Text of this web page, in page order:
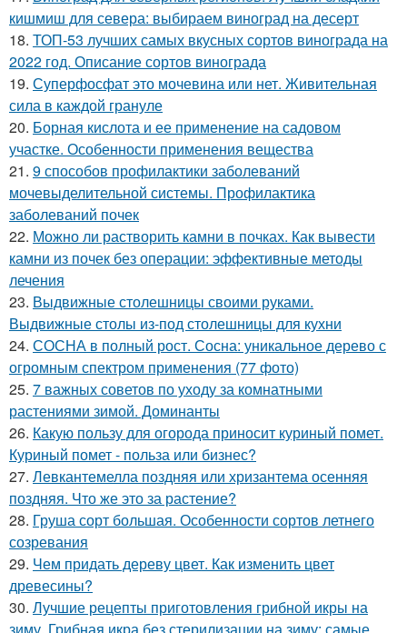
кишмиш для севера: выбираем виноград на десерт
18. ТОП-53 лучших самых вкусных сортов винограда на
2022 год. Описание сортов винограда
19. Суперфосфат это мочевина или нет. Живительная
сила в каждой грануле
20. Борная кислота и ее применение на садовом
участке. Особенности применения вещества
21. 9 способов профилактики заболеваний
мочевыделительной системы. Профилактика
заболеваний почек
22. Можно ли растворить камни в почках. Как вывести
камни из почек без операции: эффективные методы
лечения
23. Выдвижные столешницы своими руками.
Выдвижные столы из-под столешницы для кухни
24. СОСНА в полный рост. Сосна: уникальное дерево с
огромным спектром применения (77 фото)
25. 7 важных советов по уходу за комнатными
растениями зимой. Доминанты
26. Какую пользу для огорода приносит куриный помет.
Куриный помет - польза или бизнес?
27. Левкантемелла поздняя или хризантема осенняя
поздняя. Что же это за растение?
28. Груша сорт большая. Особенности сортов летнего
созревания
29. Чем придать дереву цвет. Как изменить цвет
древесины?
30. Лучшие рецепты приготовления грибной икры на